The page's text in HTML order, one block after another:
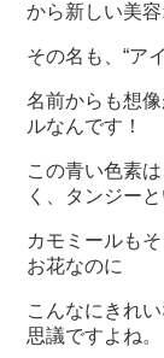
から新しい美
その名も、“ア
名前からも想
ルなんです！
この青い色素
く、タンジー
カモミールも
お花なのに
こんなにきれ
思議ですよね。